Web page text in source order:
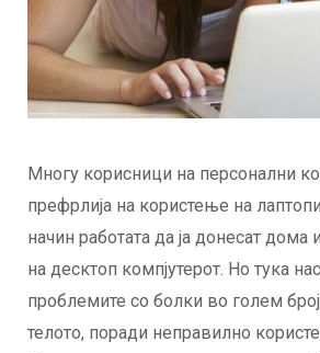
Многу корисници на персонални
префрлија на користење на
начин работата да ја донесат дома
на десктоп компјутерот. Но тука
проблемите со болки во голем
телото, поради неправилно